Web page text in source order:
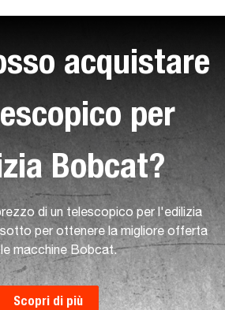
acquistare
per
Bobcat?
di un telescopico per l'edilizia
per ottenere la migliore offerta
macchine Bobcat.
Scopri di più